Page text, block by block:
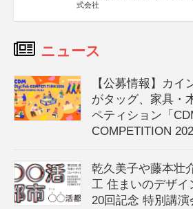
式会社
ニュース
【公募情報】カ
がタッグ、家具・
ペティション「
COMPETITION
乾久美子や藤本壮
工 住まいのデザイ
20回記念 特別講